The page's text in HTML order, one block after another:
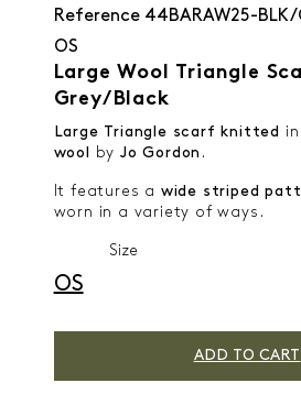
Reference 44BARAW25-BLK/
OS
Large Wool Triangle
Grey/Black
Large Triangle scarf knitted
wool
by Jo Gordon .
It features a wide striped
worn in a variety of ways.
Size
OS
ADD TO CART